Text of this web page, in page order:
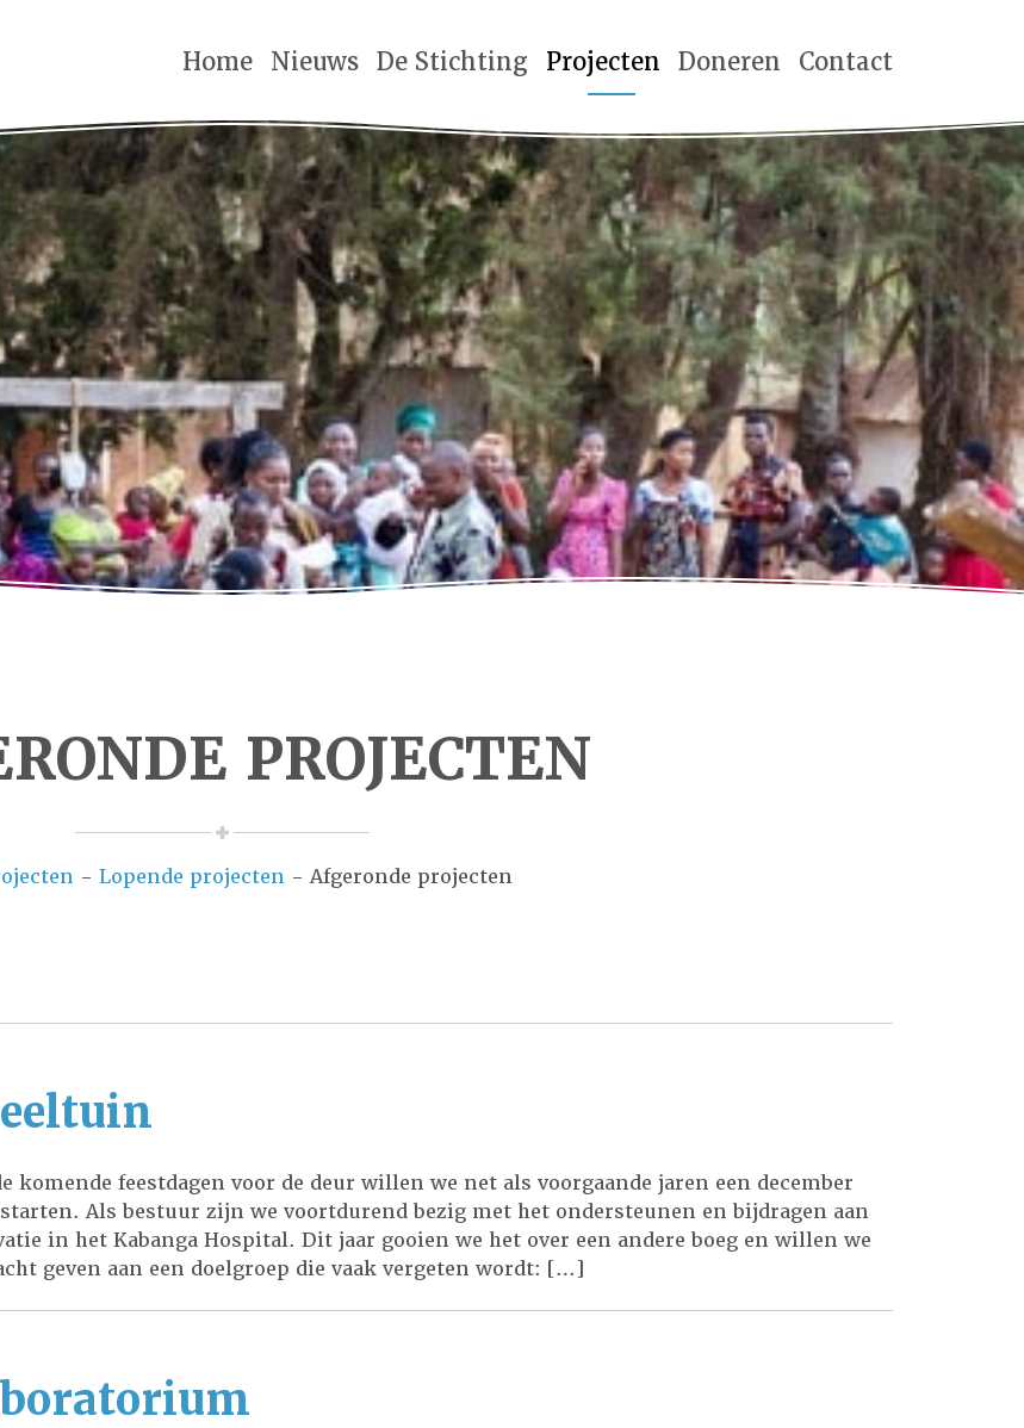
Home Nieuws De Stichting Projecten Doneren Contact
PROJECTEN
- Lopende projecten - Afgeronde projecten
komende feestdagen voor de deur willen we net als voorgaande jaren een december
Als bestuur zijn we voortdurend bezig met het ondersteunen en bijdragen aan
in het Kabanga Hospital. Dit jaar gooien we het over een andere boeg en willen we
geven aan een doelgroep die vaak vergeten wordt: […]